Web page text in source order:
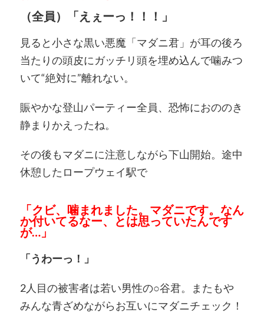
（全員）「えぇーっ！！！」
見ると小さな黒い悪魔「マダニ君」が耳の後ろ
当たりの頭皮にガッチリ頭を埋め込んで噛みつ
いて“絶対に”離れない。
賑やかな登山パーティー全員、恐怖におののき
静まりかえったね。
その後もマダニに注意しながら下山開始。途中
休憩したロープウェイ駅で
「クビ、噛まれました。マダニです。なん
か付いてるなー、とは思っていたんです
が…」
「うわーっ！」
2人目の被害者は若い男性の○谷君。またもや
みんな青ざめながらお互いにマダニチェック！